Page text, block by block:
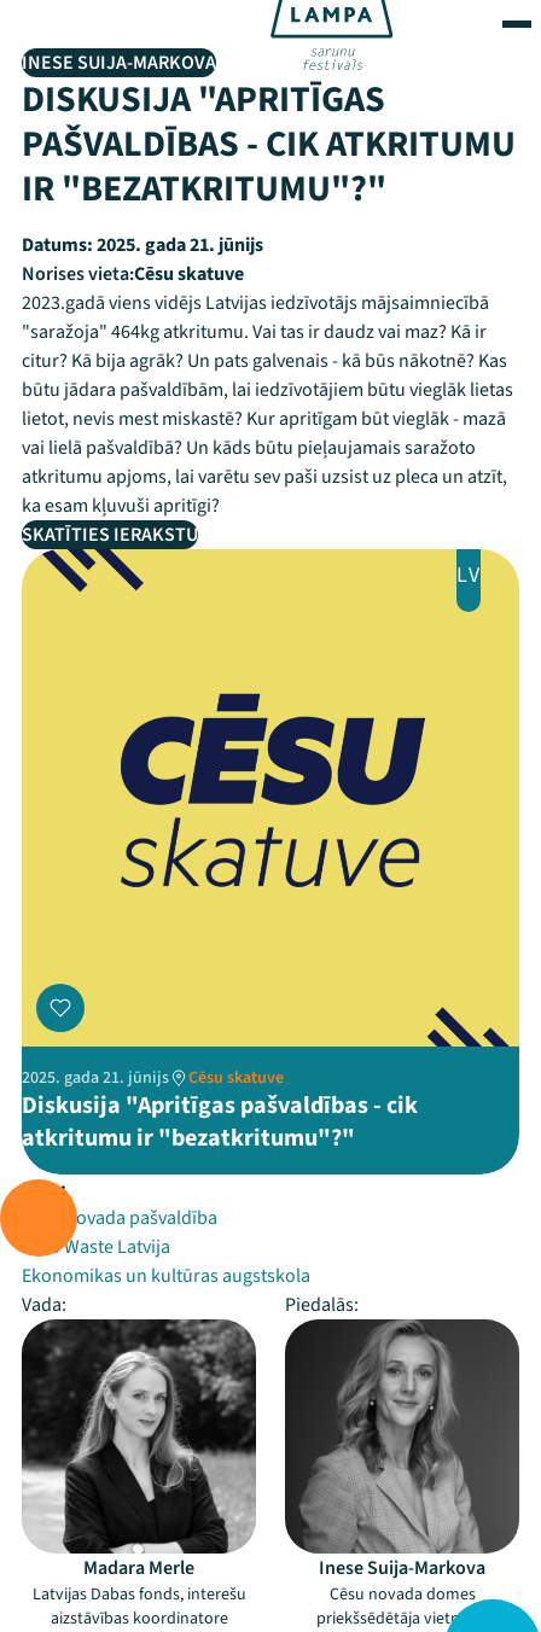
INESE SUIJA-MARKOVA
DISKUSIJA "APRITĪGAS
PAŠVALDĪBAS - CIK ATKRITUMU
IR "BEZATKRITUMU"?"
Datums:2025. gada 21. jūnijs
Norises vieta:Cēsu skatuve
2023.gadā viens vidējs Latvijas iedzīvotājs mājsaimniecībā
"saražoja" 464kg atkritumu. Vai tas ir daudz vai maz? Kā ir
citur? Kā bija agrāk? Un pats galvenais - kā būs nākotnē? Kas
būtu jādara pašvaldībām, lai iedzīvotājiem būtu vieglāk lietas
lietot, nevis mest miskastē? Kur apritīgam būt vieglāk - mazā
vai lielā pašvaldībā? Un kāds būtu pieļaujamais saražoto
atkritumu apjoms, lai varētu sev paši uzsist uz pleca un atzīt,
ka esam kļuvuši apritīgi?
SKATĪTIES IERAKSTU
LV
2025. gada 21. jūnijs Cēsu skatuve
Diskusija "Apritīgas pašvaldības - cik
atkritumu ir "bezatkritumu"?"
Rīko:
Cēsu novada pašvaldība
Zero Waste Latvija
Ekonomikas un kultūras augstskola
Vada:
Piedalās:
Madara Merle
Latvijas Dabas fonds, interešu
aizstāvības koordinatore
Inese Suija-Markova
Cēsu novada domes
priekšsēdētāja vietniece